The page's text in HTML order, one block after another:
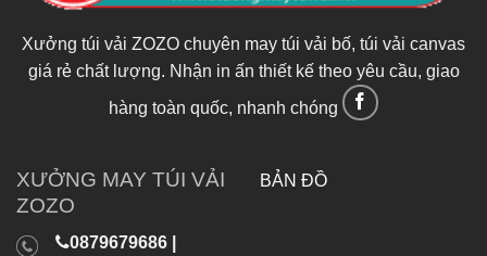
Xưởng túi vải ZOZO chuyên may túi vải bố, túi vải canvas
giá rẻ chất lượng. Nhận in ấn thiết kế theo yêu cầu, giao
hàng toàn quốc, nhanh chóng
XƯỞNG MAY TÚI VẢI
ZOZO
0879679686 |
BẢN ĐỒ